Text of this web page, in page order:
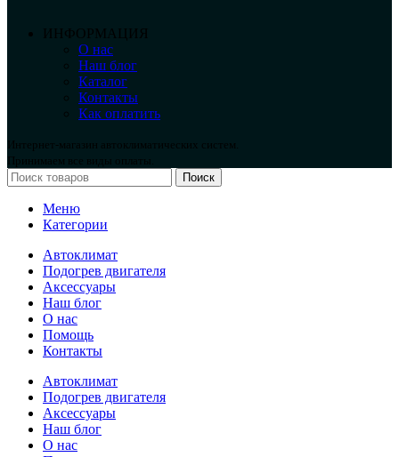
ИНФОРМАЦИЯ
О нас
Наш блог
Каталог
Контакты
Как оплатить
Интернет-магазин автоклиматических систем.
Принимаем все виды оплаты.
Поиск
Меню
Категории
Автоклимат
Подогрев двигателя
Аксессуары
Наш блог
О нас
Помощь
Контакты
Автоклимат
Подогрев двигателя
Аксессуары
Наш блог
О нас